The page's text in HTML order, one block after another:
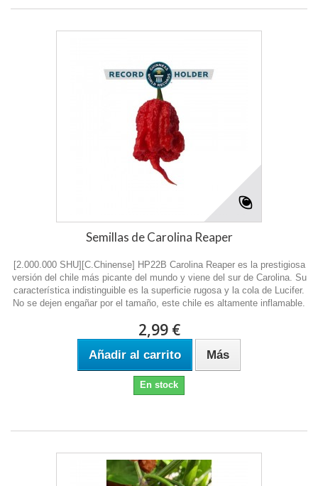
Semillas de Carolina Reaper
[2.000.000 SHU][C.Chinense] HP22B Carolina Reaper es la prestigiosa
versión del chile más picante del mundo y viene del sur de Carolina. Su
característica indistinguible es la superficie rugosa y la cola de Lucifer.
No se dejen engañar por el tamaño, este chile es altamente inflamable.
2,99 €
Añadir al carrito Más
En stock